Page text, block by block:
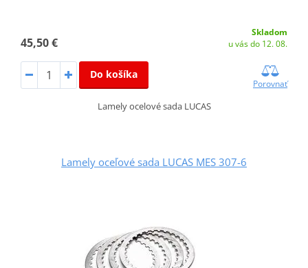
45,50 €
Skladom
u vás do 12. 08.
Do košíka
Porovnať
Lamely ocelové sada LUCAS
Lamely oceľové sada LUCAS MES 307-6